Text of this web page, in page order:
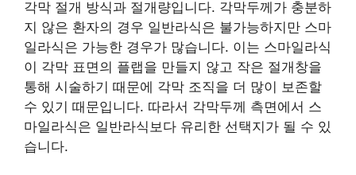
각막 절개 방식과 절개량입니다. 각막두께가 충분하
지 않은 환자의 경우 일반라식은 불가능하지만 스마
일라식은 가능한 경우가 많습니다. 이는 스마일라식
이 각막 표면의 플랩을 만들지 않고 작은 절개창을
통해 시술하기 때문에 각막 조직을 더 많이 보존할
수 있기 때문입니다. 따라서 각막두께 측면에서 스
마일라식은 일반라식보다 유리한 선택지가 될 수 있
습니다.